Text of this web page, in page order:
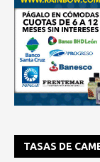
TASAS DE